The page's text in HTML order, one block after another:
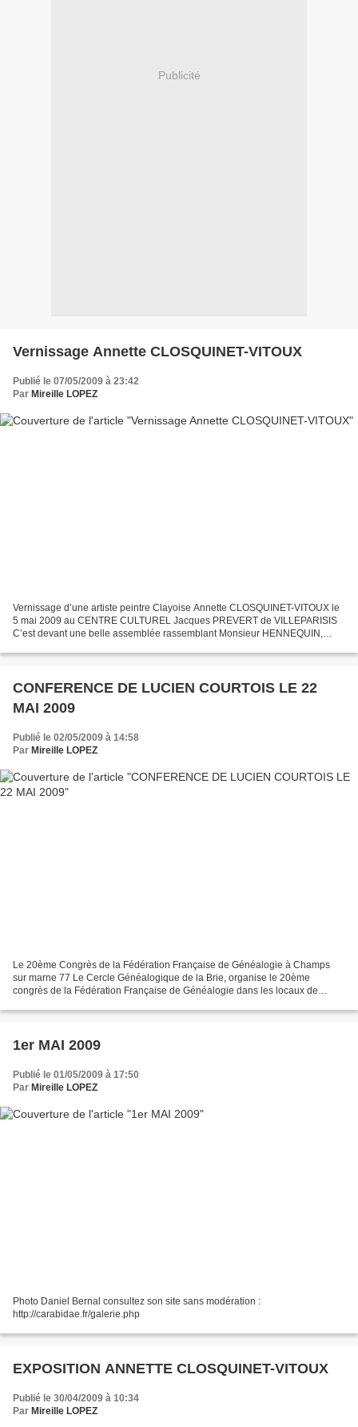
Publicité
Vernissage Annette CLOSQUINET-VITOUX
Publié le 07/05/2009 à 23:42
Par Mireille LOPEZ
Vernissage d’une artiste peintre Clayoise Annette CLOSQUINET-VITOUX le
5 mai 2009 au CENTRE CULTUREL Jacques PREVERT de VILLEPARISIS
C’est devant une belle assemblée rassemblant Monsieur HENNEQUIN,
CONFERENCE DE LUCIEN COURTOIS LE 22
MAI 2009
Publié le 02/05/2009 à 14:58
Par Mireille LOPEZ
Le 20ème Congrès de la Fédération Française de Généalogie à Champs
sur marne 77 Le Cercle Généalogique de la Brie, organise le 20ème
congrès de la Fédération Française de Généalogie dans les locaux de
1er MAI 2009
Publié le 01/05/2009 à 17:50
Par Mireille LOPEZ
Photo Daniel Bernal consultez son site sans modération :
http://carabidae.fr/galerie.php
EXPOSITION ANNETTE CLOSQUINET-VITOUX
Publié le 30/04/2009 à 10:34
Par Mireille LOPEZ